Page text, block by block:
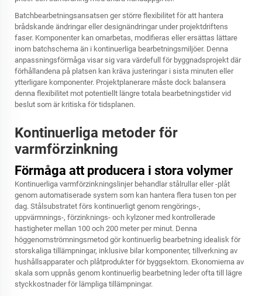
Batchbearbetningsansatsen ger större flexibilitet för att hantera
brådskande ändringar eller designändringar under projektdriftens
faser. Komponenter kan omarbetas, modifieras eller ersättas lättare
inom batchschema än i kontinuerliga bearbetningsmiljöer. Denna
anpassningsförmåga visar sig vara värdefull för byggnadsprojekt där
förhållandena på platsen kan kräva justeringar i sista minuten eller
ytterligare komponenter. Projektplanerare måste dock balansera
denna flexibilitet mot potentiellt längre totala bearbetningstider vid
beslut som är kritiska för tidsplanen.
Kontinuerliga metoder för
varmförzinkning
Förmåga att producera i stora volymer
Kontinuerliga varmförzinkningslinjer behandlar stålrullar eller -plåt
genom automatiserade system som kan hantera flera tusen ton per
dag. Stålsubstratet förs kontinuerligt genom rengörings-,
uppvärmnings-, förzinknings- och kylzoner med kontrollerade
hastigheter mellan 100 och 200 meter per minut. Denna
höggenomströmningsmetod gör kontinuerlig bearbetning idealisk för
storskaliga tillämpningar, inklusive bilar komponenter, tillverkning av
hushållsapparater och plåtprodukter för byggsektorn. Ekonomierna av
skala som uppnås genom kontinuerlig bearbetning leder ofta till lägre
styckkostnader för lämpliga tillämpningar.